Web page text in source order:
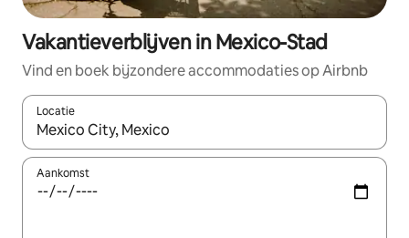
Vakantieverblijven in Mexico-Stad
Vind en boek bijzondere accommodaties op Airbnb
Locatie
Wanneer er resultaten beschikbaar zijn, maak je een keuze
Aankomst